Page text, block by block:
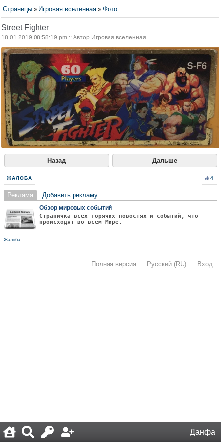
Данфа
Страницы » Игровая вселенная » Фото
Street Fighter
18.01.2019 08:58:19 pm :: Автор Игровая вселенная
Назад Дальше
ЖАЛОБА 4
Реклама Добавить рекламу
Обзор мировых событий
Страничка всех горячих новостях и событий, что
происходят во всём Мире.
Жалоба
Полная версия Русский (RU) Вход